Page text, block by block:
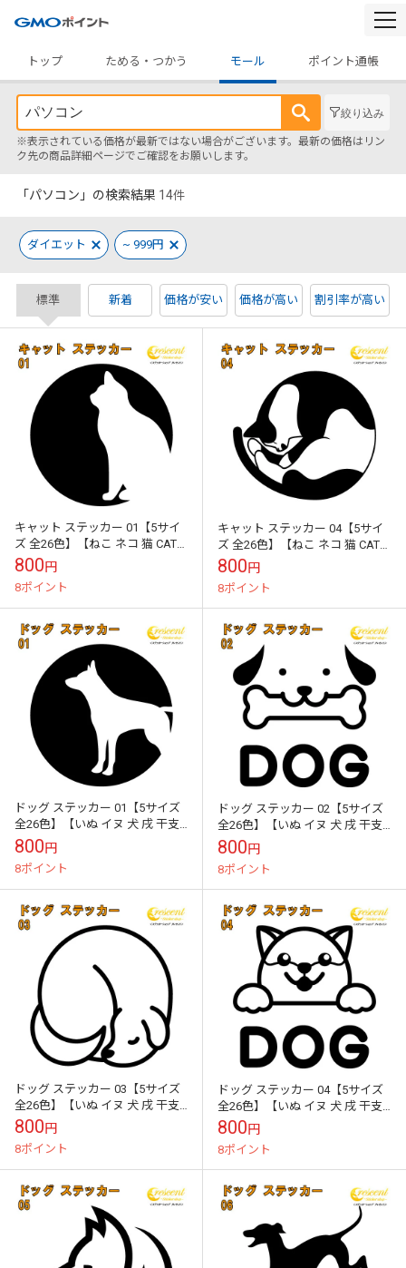
トップ
ためる・つかう モール ポイント通帳
絞り込み
※表示されている価格が最新ではない場合がございます。最新の価格はリン
ク先の商品詳細ページでご確認をお願いします。
「パソコン」の検索結果 14件
ダイエット ~ 999円
標準 新着 価格が安い 価格が高い 割引率が高い
キャット ステッカー 01【5サイ
ズ 全26色】【ねこ ネコ 猫 CAT
トライバル タトゥー 傷隠し かわ
いい 可愛い キュート...
800円
8ポイント
キャット ステッカー 04【5サイ
ズ 全26色】【ねこ ネコ 猫 CAT
トライバル タトゥー 傷隠し かわ
いい 可愛い キュート...
800円
8ポイント
ドッグ ステッカー 01【5サイズ
全26色】【いぬ イヌ 犬 戌 干支
DOG トライバル タトゥー 傷隠
し かわいい 可愛い ...
800円
8ポイント
ドッグ ステッカー 02【5サイズ
全26色】【いぬ イヌ 犬 戌 干支
DOG トライバル タトゥー 傷隠し
かわいい 可愛い ...
800円
8ポイント
ドッグ ステッカー 03【5サイズ
全26色】【いぬ イヌ 犬 戌 干支
DOG トライバル タトゥー 傷隠
し かわいい 可愛い ...
800円
8ポイント
ドッグ ステッカー 04【5サイズ
全26色】【いぬ イヌ 犬 戌 干支
DOG トライバル タトゥー 傷隠し
かわいい 可愛い ...
800円
8ポイント